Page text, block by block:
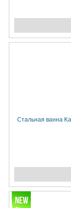
Стальная ванна